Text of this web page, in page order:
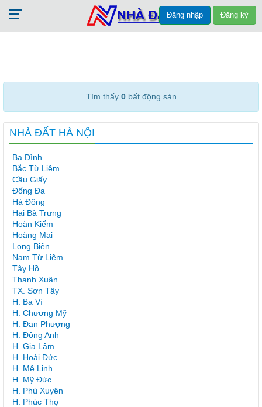
Đăng nhập Đăng ký
Tìm thấy 0bất động sản
NHÀ ĐẤT HÀ NỘI
Ba Đình
Bắc Từ Liêm
Cầu Giấy
Đống Đa
Hà Đông
Hai Bà Trưng
Hoàn Kiếm
Hoàng Mai
Long Biên
Nam Từ Liêm
Tây Hồ
Thanh Xuân
TX. Sơn Tây
H. Ba Vì
H. Chương Mỹ
H. Đan Phượng
H. Đông Anh
H. Gia Lâm
H. Hoài Đức
H. Mê Linh
H. Mỹ Đức
H. Phú Xuyên
H. Phúc Thọ